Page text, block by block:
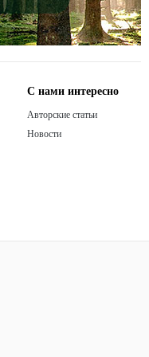
С нами интересно
Авторские статьи
Новости